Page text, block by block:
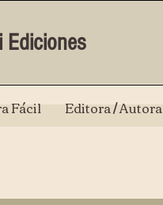
Ediciones
Fácil Editora / Autora